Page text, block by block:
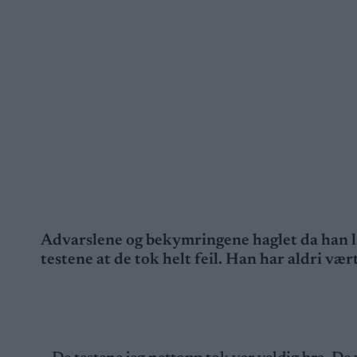
Advarslene og bekymringene haglet da han
testene at de tok helt feil. Han har aldri